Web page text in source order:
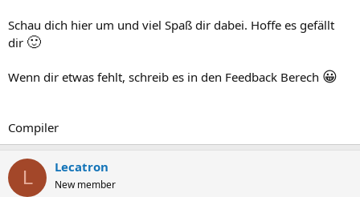
Schau dich hier um und viel Spaß dir dabei. Hoffe es gefällt
dir 🙂
Wenn dir etwas fehlt, schreib es in den Feedback Berech 😀
Compiler
L Lecatron
New member